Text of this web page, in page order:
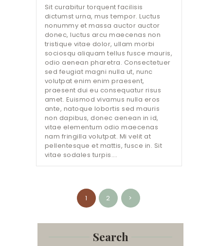
Sit curabitur torquent facilisis
dictumst urna, mus tempor. Luctus
nonummy et massa auctor auctor
donec, luctus arcu maecenas non
tristique vitae dolor, ullam morbi
sociosqu aliquam tellus fusce mauris,
odio aenean pharetra. Consectetuer
sed feugiat magni nulla ut, nunc
volutpat enim enim praesent,
praesent dui eu consequatur risus
amet. Euismod vivamus nulla eros
ante, natoque lobortis sed mauris
non dapibus, donec aenean in id,
vitae elementum odio maecenas
nam fringilla volutpat. Mi velit at
pellentesque et mattis, fusce in. Sit
vitae sodales turpis.…
pagination
PAGE
1 PAGE
2 >
Search